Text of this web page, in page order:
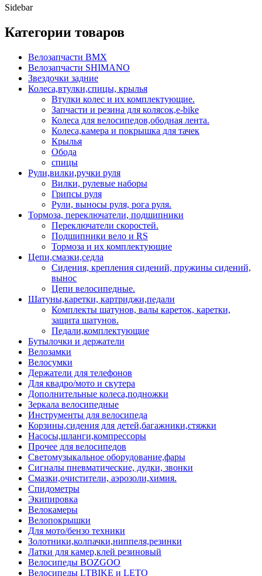
Sidebar
Категории товаров
Велозапчасти BMX
Велозапчасти SHIMANO
Звездочки задние
Колеса,втулки,спицы, крылья
Втулки колес и их комплектующие.
Запчасти и резина для колясок,e-bike
Колеса для велосипедов,ободная лента.
Колеса,камера и покрышка для тачек
Крылья
Обода
спицы
Рули,вилки,ручки руля
Вилки, рулевые наборы
Грипсы руля
Рули, выносы руля, рога руля.
Тормоза, переключатели, подшипники
Переключатели скоростей.
Подшипники вело и RS
Тормоза и их комплектующие
Цепи,смазки,седла
Сидения, крепления сидений, пружины сидений,
вынос
Цепи велосипедные.
Шатуны,каретки, картриджи,педали
Комплекты шатунов, валы кареток, каретки,
защита шатунов.
Педали,комплектующие
Бутылочки и держатели
Велозамки
Велосумки
Держатели для телефонов
Для квадро/мото и скутера
Дополнительные колеса,подножки
Зеркала велосипедные
Инструменты для велосипеда
Корзины,сидения для детей,багажники,стяжки
Насосы,шланги,компрессоры
Прочее для велосипедов
Светомузыкальное оборудование,фары
Сигналы пневматические, дудки, звонки
Смазки,очистители, аэрозоли,химия.
Спидометры
Экипировка
Велокамеры
Велопокрышки
Для мото/бензо техники
Золотники,колпачки,ниппеля,резинки
Латки для камер,клей резиновый
Велосипеды BOZGOO
Велосипеды LTBIKE и LETO